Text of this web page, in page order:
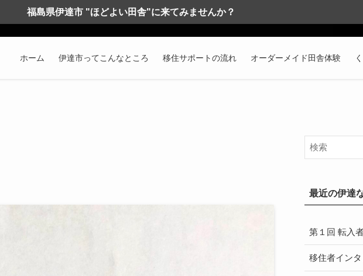
福島県伊達市 "ほどよい田舎"に来てみませんか？
ホーム 伊達市ってこんなところ 移住サポートの流れ オーダーメイド田舎体験
最近の伊達
第１回 転入
移住者イン